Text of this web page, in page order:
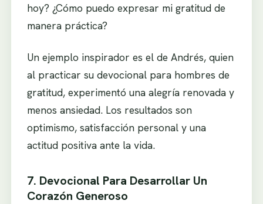
hoy? ¿Cómo puedo expresar mi gratitud de
manera práctica?
Un ejemplo inspirador es el de Andrés, quien
al practicar su devocional para hombres de
gratitud, experimentó una alegría renovada y
menos ansiedad. Los resultados son
optimismo, satisfacción personal y una
actitud positiva ante la vida.
7. Devocional Para Desarrollar Un
Corazón Generoso